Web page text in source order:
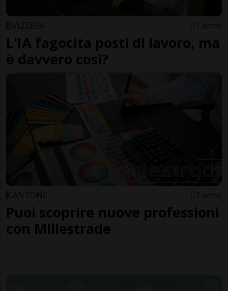
SVIZZERA 1 anno
L'IA fagocita posti di lavoro, ma
è davvero così?
CANTONE 1 anno
Puoi scoprire nuove professioni
con Millestrade